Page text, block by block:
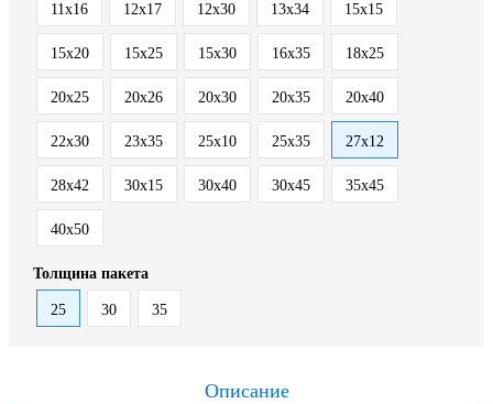
11x16 12x17 12x30 13x34 15x15
15x20 15x25 15x30 16x35 18x25
20x25 20x26 20x30 20x35 20x40
22x30 23x35 25x10 25x35 27x12
28x42 30x15 30x40 30x45 35x45
40x50
Толщина пакета
25 30 35
Описание